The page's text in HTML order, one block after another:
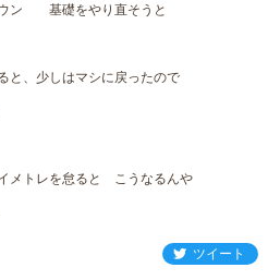
ウン 基礎をやり直そうと
と、少しはマシに戻ったので
メトレを怠ると こうなるんや
ツイート